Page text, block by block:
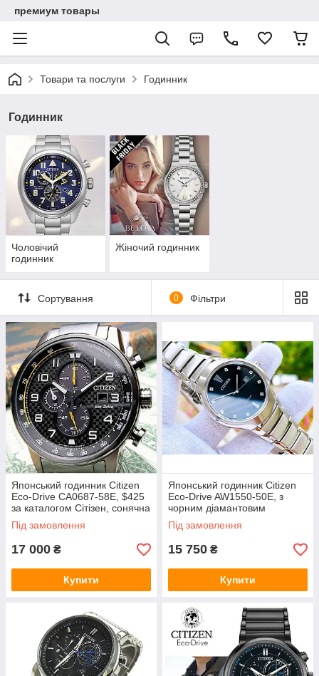
премиум товары
Товари та послуги Годинник
Годинник
Чоловічий
годинник
Жіночий годинник
Сортування 0 Фільтри
Японський годинник Citizen
Eco-Drive CA0687-58E, $425
за каталогом Сітізен, сонячна
батарея
Під замовлення
17 000 ₴
Купити
Японський годинник Citizen
Eco-Drive AW1550-50E, з
чорним діамантовим
циферблатом, сонячна
батарея
Під замовлення
15 750 ₴
Купити